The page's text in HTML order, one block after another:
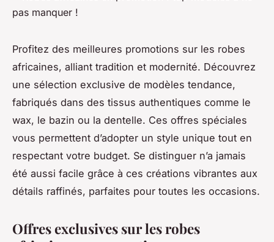
Profitez des meilleures promotions sur les robes
africaines, alliant tradition et modernité. Découvrez
une sélection exclusive de modèles tendance,
fabriqués dans des tissus authentiques comme le
wax, le bazin ou la dentelle. Ces offres spéciales
vous permettent d’adopter un style unique tout en
respectant votre budget. Se distinguer n’a jamais
été aussi facile grâce à ces créations vibrantes aux
détails raffinés, parfaites pour toutes les occasions.
Offres exclusives sur les robes